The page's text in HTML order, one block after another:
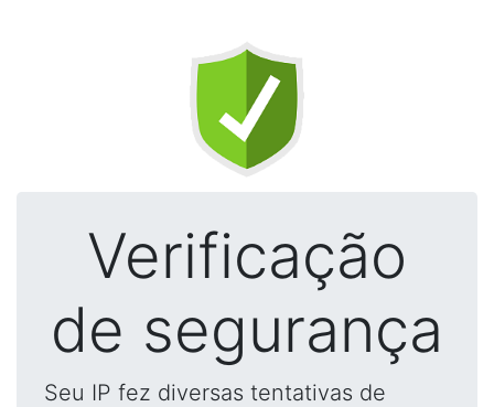
Verificação
de segurança
Seu IP fez diversas tentativas de